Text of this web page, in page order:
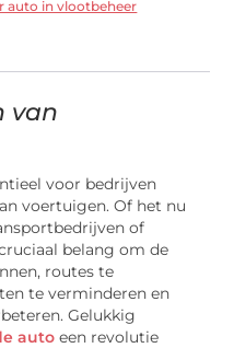
auto in vlootbeheer
van
voor bedrijven
voertuigen. Of het nu
of
belang om de
routes te
te verminderen en
Gelukkig
auto een revolutie